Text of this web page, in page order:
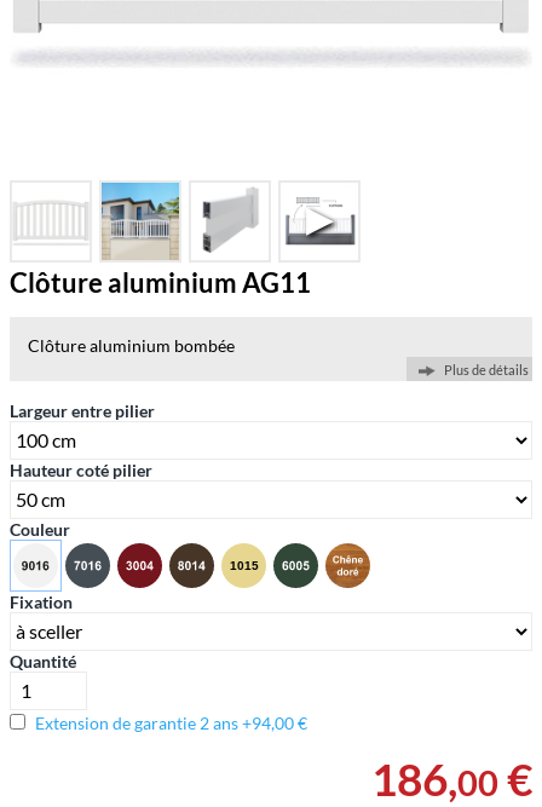
Clôture aluminium AG11
Clôture aluminium bombée
Plus de détails
Largeur entre pilier
Hauteur coté pilier
Couleur
Fixation
Quantité
Extension de garantie 2 ans +94,00 €
186,00 €